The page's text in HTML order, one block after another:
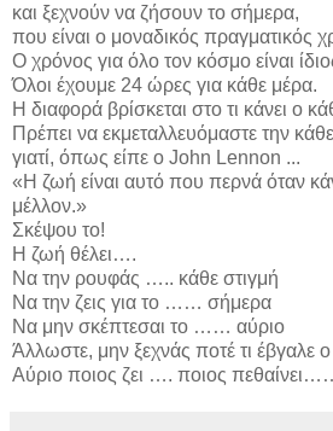
και ξεχνούν να ζήσουν το σήμερα,
που είναι ο μοναδικός πραγματικός
Ο χρόνος για όλο τον κόσμο είναι
Όλοι έχουμε 24 ώρες για κάθε μέρα.
Η διαφορά βρίσκεται στο τι κάνει ο
Πρέπει να εκμεταλλευόμαστε την
γιατί, όπως είπε ο John Lennon ...
«Η ζωή είναι αυτό που περνά όταν
μέλλον.»
Σκέψου το!
Η ζωή θέλει….
Να την ρουφάς ….. κάθε στιγμή
Να την ζεις για το …… σήμερα
Να μην σκέπτεσαι το …… αύριο
Άλλωστε, μην ξεχνάς ποτέ τι έβγαλε
Αύριο ποιος ζει …. ποιος